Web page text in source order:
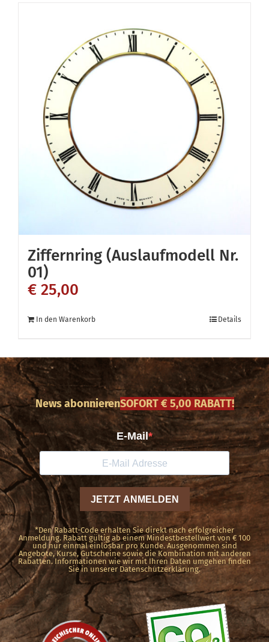
Ziffernring (Auslaufmodell Nr.
01)
€ 25,00
In den Warenkorb Details
News abonnierenSOFORT € 5,00 RABATT!
*Den Rabatt-Code erhalten Sie direkt nach erfolgreicher
Anmeldung. Rabatt gültig ab einem Mindestbestellwert von € 100
und nur einmal einlösbar pro Kunde. Ausgenommen sind
Angebote, Kurse, Gutscheine sowie die Kombination mit anderen
Rabatten. Informationen wie wir mit Ihren Daten umgehen finden
Sie in unserer Datenschutzerklärung.